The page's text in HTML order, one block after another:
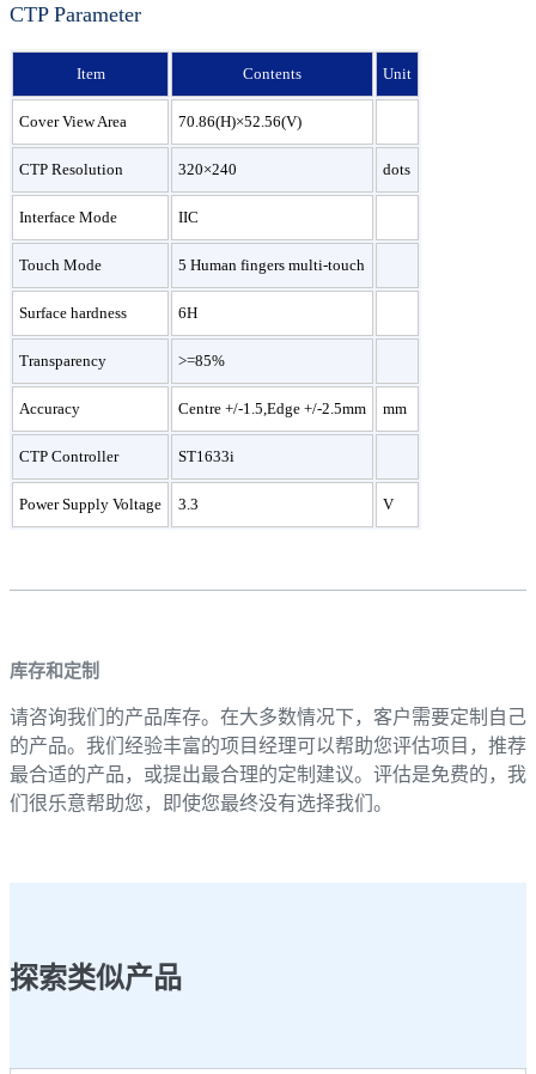
CTP Parameter
Item Contents Unit
Cover View Area 70.86(H)×52.56(V)
CTP Resolution 320×240 dots
Interface Mode IIC
Touch Mode 5 Human fingers multi-touch
Surface hardness 6H
Transparency >=85%
Accuracy Centre +/-1.5,Edge +/-2.5mm mm
CTP Controller ST1633i
Power Supply Voltage 3.3 V
库存和定制
请咨询我们的产品库存。在大多数情况下，客户需要定制自己
的产品。我们经验丰富的项目经理可以帮助您评估项目，推荐
最合适的产品，或提出最合理的定制建议。评估是免费的，我
们很乐意帮助您，即使您最终没有选择我们。
探索类似产品